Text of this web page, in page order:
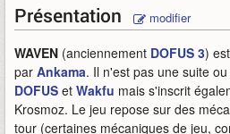
Présentation modifier
WAVEN (anciennement DOFUS 3)
par Ankama. Il n'est pas une suite
DOFUS et Wakfu mais s'inscrit
Krosmoz. Le jeu repose sur des
tour (certaines mécaniques de jeu,